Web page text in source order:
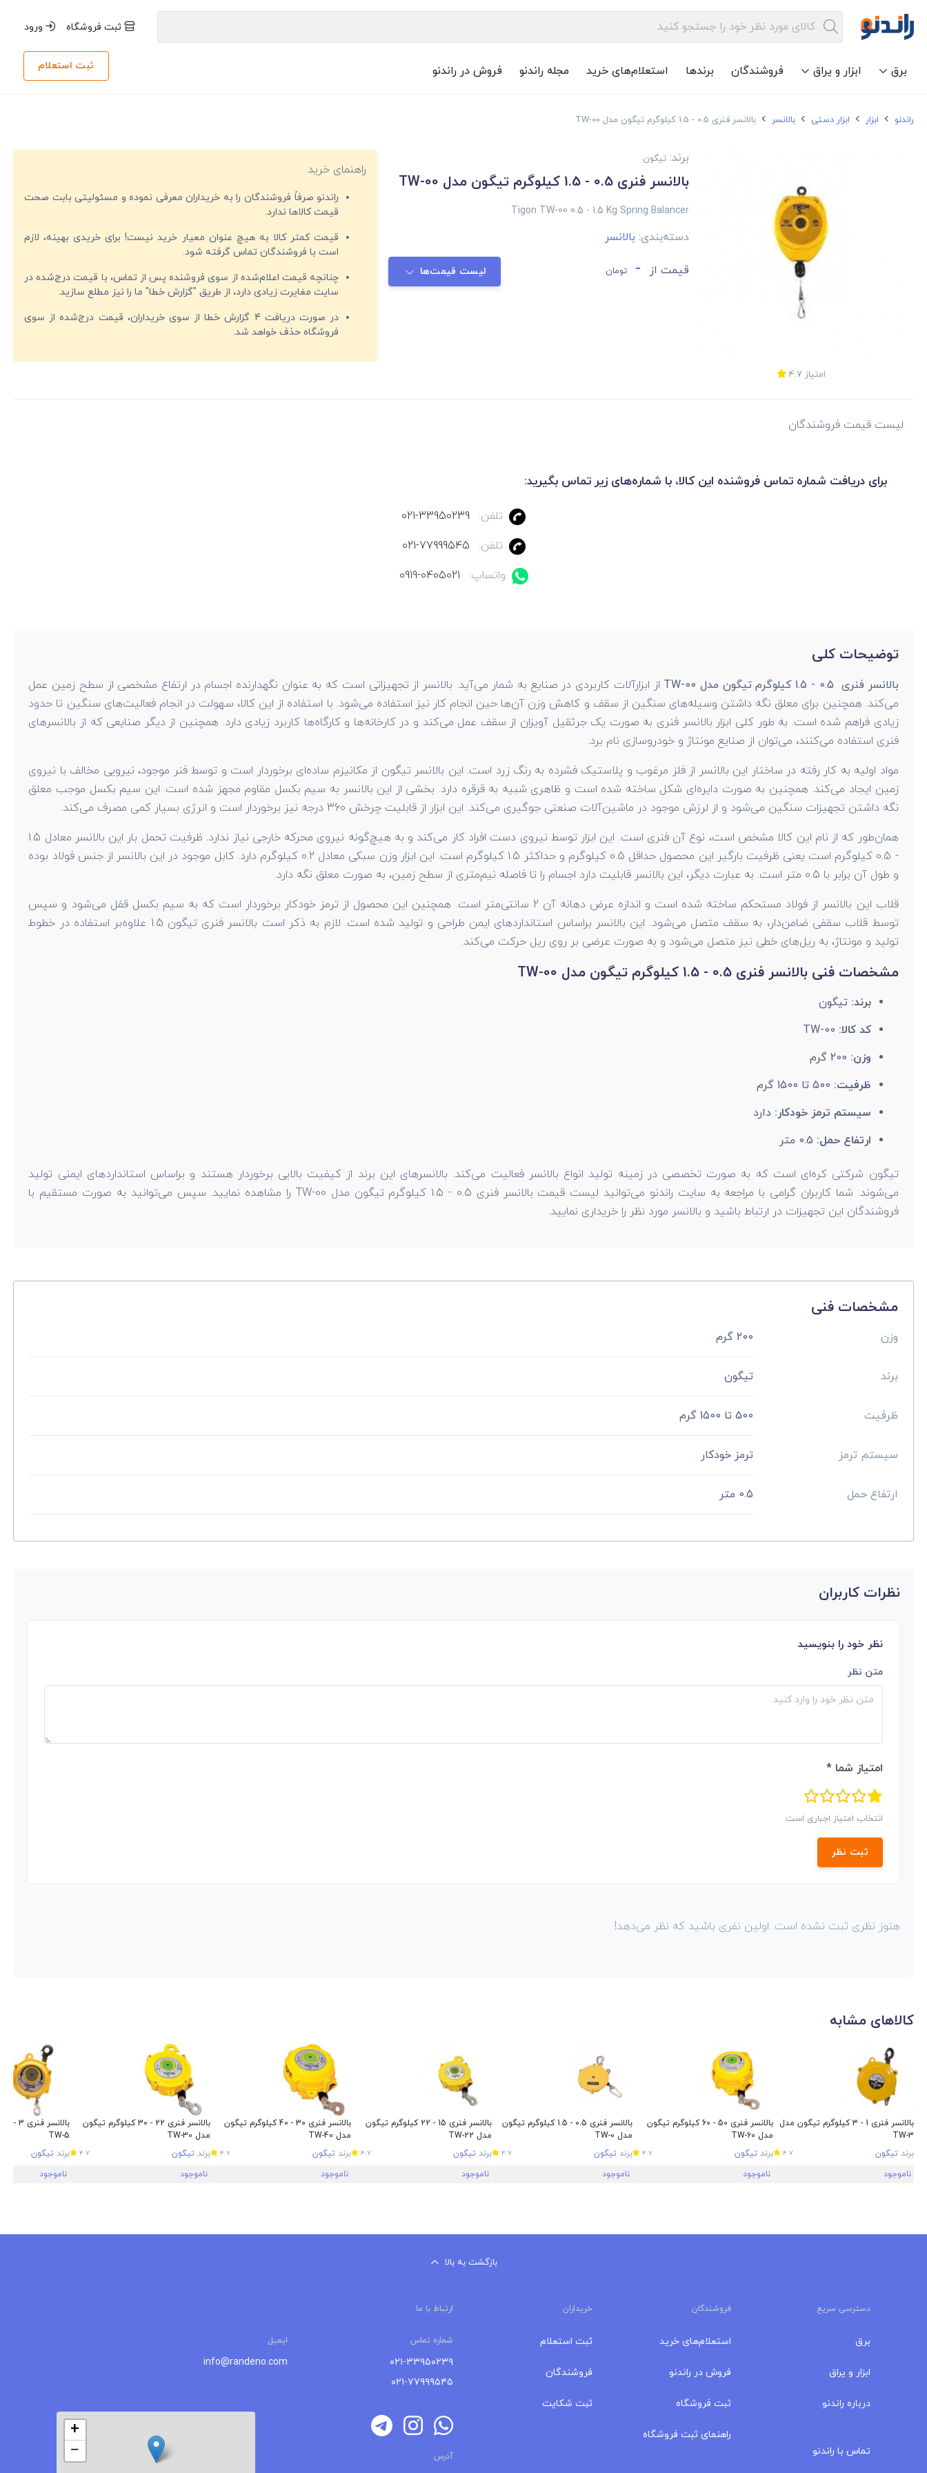
ثبت فروشگاه ورود
برق ابزار و یراق فروشندگان برندها استعلام‌های خرید مجله راندنو فروش در راندنو ثبت استعلام
راندنو ابزار ابزار دستی بالانسر بالانسر فنری 0.5 - 1.5 کیلوگرم تیگون مدل TW-00
امتیاز 4.7
برند: تیگون
بالانسر فنری 0.5 - 1.5 کیلوگرم تیگون مدل TW-00
Tigon TW-00 0.5 - 1.5 Kg Spring Balancer
دسته‌بندی: بالانسر
قیمت از - تومان لیست قیمت‌ها
راهنمای خرید
راندنو صرفاً فروشندگان را به خریداران معرفی نموده و مسئولیتی بابت صحت
قیمت‌ کالاها ندارد.
قیمت کمتر کالا به هیچ عنوان معیار خرید نیست! برای خریدی بهینه، لازم
است با فروشندگان تماس گرفته شود.
چنانچه قیمت اعلام‌شده از سوی فروشنده پس از تماس، با قیمت درج‌شده در
سایت مغایرت زیادی دارد، از طریق "گزارش خطا" ما را نیز مطلع سازید.
در صورت دریافت 4 گزارش خطا از سوی خریداران، قیمت درج‌شده از سوی
فروشگاه حذف خواهد شد.
لیست قیمت فروشندگان
برای دریافت شماره تماس فروشنده این کالا، با شماره‌های زیر تماس بگیرید:
تلفن:
021-33950239
تلفن:
021-77999545
واتساپ:
0919-0405021
توضیحات کلی
بالانسر فنری 0.5 - 1.5 کیلوگرم تیگون مدل TW-00
از ابزارآلات کاربردی در صنایع به شمار می‌آید. بالانسر از تجهیزاتی است که به عنوان نگهدارنده اجسام در ارتفاع مشخصی از سطح زمین عمل
می‌کند. همچنین برای معلق نگه داشتن وسیله‌های سنگین از سقف و کاهش وزن آن‌ها حین انجام کار نیز استفاده می‌شود. با استفاده از این کالا، سهولت در انجام فعالیت‌های سنگین تا حدود
زیادی فراهم شده است. به طور کلی ابزار بالانسر فنری به صورت یک جرثقیل آویزان از سقف عمل می‌کند و در کارخانه‌ها و کارگاه‌ها کاربرد زیادی دارد. همچنین از دیگر صنایعی که از بالانسرهای
فنری استفاده می‌کنند، می‌توان از صنایع مونتاژ و خودروسازی نام برد.
مواد اولیه به کار رفته در ساختار این بالانسر از فلز مرغوب و پلاستیک فشرده به رنگ زرد است. این بالانسر تیگون از مکانیزم ساده‌ای برخوردار است و توسط فنر موجود، نیرویی مخالف با نیروی
زمین ایجاد می‌کند. همچنین به صورت دایره‌ای شکل ساخته شده است و ظاهری شبیه به قرقره دارد. بخشی از این بالانسر به سیم بکسل مقاوم مجهز شده است. این سیم بکسل موجب معلق
نگه داشتن تجهیزات سنگین می‌شود و از لرزش موجود در ماشین‌آلات صنعتی جوگیری می‌کند. این ابزار از قابلیت چرخش 360 درجه نیز برخوردار است و انرژی بسیار کمی مصرف می‌کند.
همان‌طور که از نام این کالا مشخص است، نوع آن فنری است. این ابزار توسط نیروی دست افراد کار می‌کند و به هیچ‌گونه نیروی محرکه خارجی نیاز ندارد. ظرفیت تحمل بار این بالانسر معادل 1.5
- 0.5 کیلوگرم است یعنی ظرفیت بارگیر این محصول حداقل 0.5 کیلوگرم و حداکثر 1.5 کیلوگرم است. این ابزار وزن سبکی معادل 0.2 کیلوگرم دارد. کابل موجود در این بالانسر از جنس فولاد بوده
و طول آن برابر با 0.5 متر است. به عبارت دیگر، این بالانسر قابلیت دارد اجسام را تا فاصله نیم‌متری از سطح زمین، به صورت معلق نگه دارد.
قلاب این بالانسر از فولاد مستحکم ساخته شده است و اندازه عرض دهانه آن 2 سانتی‌متر است. همچنین این محصول از ترمز خودکار برخوردار است که به سیم بکسل قفل می‌شود و سپس
توسط قلاب سقفی ضامن‌دار، به سقف متصل می‌شود. این بالانسر براساس استانداردهای ایمن طراحی و تولید شده است. لازم به ذکر است بالانسر فنری تیگون 1.5 علاوه‌بر استفاده در خطوط
تولید و مونتاژ، به ریل‌های خطی نیز متصل می‌شود و به صورت عرضی بر روی ریل حرکت می‌کند.
مشخصات فنی بالانسر فنری 0.5 - 1.5 کیلوگرم تیگون مدل TW-00
برند: تیگون
کد کالا:
وزن:
ظرفیت:
سیستم ترمز خودکار: دارد
ارتفاع حمل:
تیگون شرکتی کره‌ای است که به صورت تخصصی در زمینه تولید انواع بالانسر فعالیت می‌کند. بالانسرهای این برند از کیفیت بالایی برخوردار هستند و براساس استانداردهای ایمنی تولید
می‌شوند. شما کاربران گرامی با مراجعه به سایت راندنو می‌توانید لیست قیمت بالانسر فنری 0.5 - 1.5 کیلوگرم تیگون مدل TW-00 را مشاهده نمایید. سپس می‌توانید به صورت مستقیم با
فروشندگان این تجهیزات در ارتباط باشید و بالانسر مورد نظر را خریداری نمایید.
مشخصات فنی
وزن 200 گرم
برند تیگون
ظرفیت 500 تا 1500 گرم
سیستم ترمز ترمز خودکار
ارتفاع حمل 0.5 متر
نظرات کاربران
نظر خود را بنویسید
متن نظر
امتیاز شما *
انتخاب امتیاز اجباری است
ثبت نظر
هنوز نظری ثبت نشده است. اولین نفری باشید که نظر می‌دهد!
کالاهای مشابه
بالانسر فنری 1 - 3 کیلوگرم تیگون مدل
TW-3
برند تیگون 4.7
ناموجود
بالانسر فنری 50 - 60 کیلوگرم تیگون
مدل TW-60
برند تیگون 4.7
ناموجود
بالانسر فنری 0.5 - 1.5 کیلوگرم تیگون
مدل TW-0
برند تیگون 4.7
ناموجود
بالانسر فنری 15 - 22 کیلوگرم تیگون
مدل TW-22
برند تیگون 4.7
ناموجود
بالانسر فنری 30 - 40 کیلوگرم تیگون
مدل TW-40
برند تیگون 4.7
ناموجود
بالانسر فنری 22 - 30 کیلوگرم تیگون
مدل TW-30
برند تیگون 4.7
ناموجود
TW-5
برند تیگون
ناموجود
بازگشت به بالا
دسترسی سریع فروشندگان خریداران ارتباط با ما
برق
ابزار و یراق
درباره‌ راندنو
تماس با راندنو
استعلام‌های خرید
فروش در راندنو
ثبت فروشگاه
راهنمای ثبت فروشگاه
ثبت استعلام
فروشندگان
ثبت شکایت
شماره تماس ایمیل
۰۲۱-۳۳۹۵۰۲۳۹
۰۲۱-۷۷۹۹۹۵۴۵
info@randeno.com
آدرس
+
−